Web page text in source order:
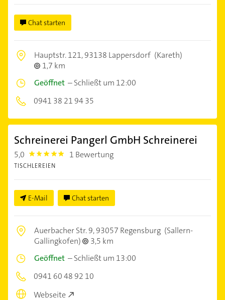
Chat starten
Hauptstr. 121,93138 Lappersdorf (Kareth)
1,7 km
Geöffnet –Schließt um 12:00
0941 38 21 94 35
Schreinerei Pangerl GmbH Schreinerei
5,0 5.0 1 Bewertung
TISCHLEREIEN
E-Mail Chat starten
Auerbacher Str. 9,93057 Regensburg (Sallern-
Gallingkofen)
3,5 km
Geöffnet –Schließt um 13:00
0941 60 48 92 10
Webseite